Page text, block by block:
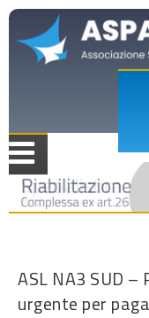
ASL NA3 SUD –
urgente per